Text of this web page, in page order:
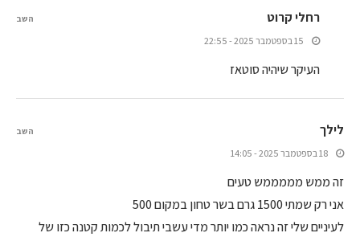
רחלי קרוט
15 בספטמבר 2025 - 22:55
העיקר שיהיה סוטאז
השב
לילך
18 בספטמבר 2025 - 14:05
זה ממש מממממש טעים
אני רק שמתי 1500 גרם בשר טחון במקום 500
לעיניים שלי זה נראה כמו יותר מדי עשבי תיבול לכמות קטנה כזו של
השב